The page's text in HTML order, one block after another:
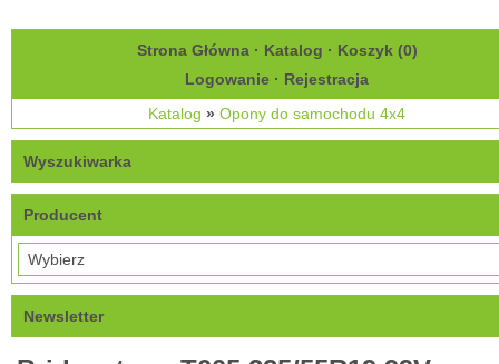
Strona Główna· Katalog · Koszyk (0)
Logowanie · Rejestracja
Katalog » Opony do samochodu 4x4
Wyszukiwarka
Producent
Newsletter